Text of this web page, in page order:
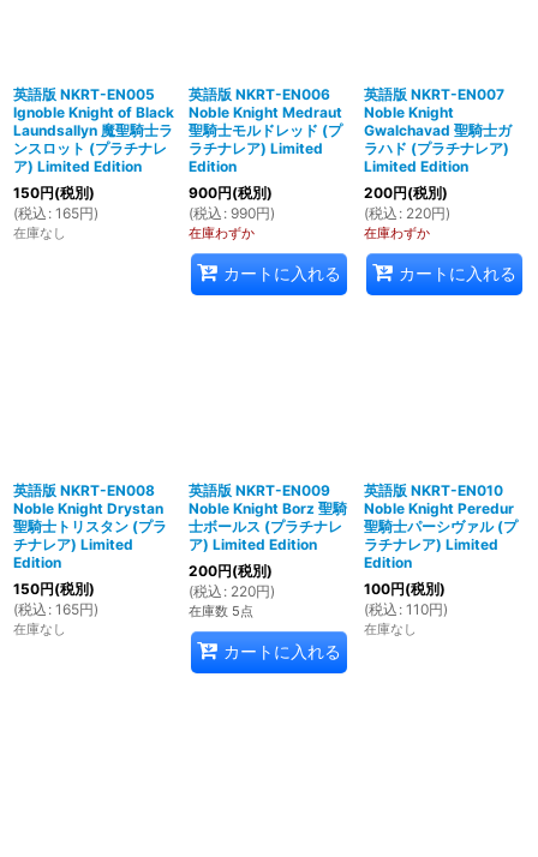
英語版 NKRT-EN005
Ignoble Knight of Black
Laundsallyn 魔聖騎士ラ
ンスロット (プラチナレ
ア) Limited Edition
150円(税別)
(税込 : 165円)
在庫なし
英語版 NKRT-EN006
Noble Knight Medraut
聖騎士モルドレッド (プ
ラチナレア) Limited
Edition
900円(税別)
(税込 : 990円)
在庫わずか
カートに入れる
英語版 NKRT-EN007
Noble Knight
Gwalchavad 聖騎士ガ
ラハド (プラチナレア)
Limited Edition
200円(税別)
(税込 : 220円)
在庫わずか
カートに入れる
英語版 NKRT-EN008
Noble Knight Drystan
聖騎士トリスタン (プラ
チナレア) Limited
Edition
150円(税別)
(税込 : 165円)
在庫なし
英語版 NKRT-EN009
Noble Knight Borz 聖騎
士ボールス (プラチナレ
ア) Limited Edition
200円(税別)
(税込 : 220円)
在庫数 5点
カートに入れる
英語版 NKRT-EN010
Noble Knight Peredur
聖騎士パーシヴァル (プ
ラチナレア) Limited
Edition
100円(税別)
(税込 : 110円)
在庫なし